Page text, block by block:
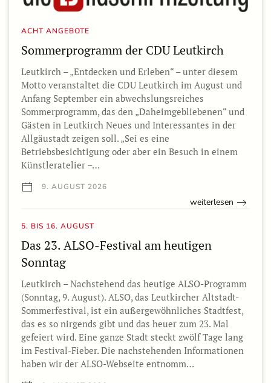
ACHT ANGEBOTE
Sommerprogramm der CDU Leutkirch
Leutkirch – „Entdecken und Erleben“ – unter diesem
Motto veranstaltet die CDU Leutkirch im August und
Anfang September ein abwechslungsreiches
Sommerprogramm, das den „Daheimgebliebenen“ und
Gästen in Leutkirch Neues und Interessantes in der
Allgäustadt zeigen soll. „Sei es eine
Betriebsbesichtigung oder aber ein Besuch in einem
Künstleratelier –…
9. AUGUST 2026
weiterlesen
5. BIS 16. AUGUST
Das 23. ALSO-Festival am heutigen
Sonntag
Leutkirch – Nachstehend das heutige ALSO-Programm
(Sonntag, 9. August). ALSO, das Leutkircher Altstadt-
Sommerfestival, ist ein außergewöhnliches Stadtfest,
das es so nirgends gibt und das heuer zum 23. Mal
gefeiert wird. Eine ganze Stadt steckt zwölf Tage lang
im Festival-Fieber. Die nachstehenden Informationen
haben wir der ALSO-Webseite entnomm…